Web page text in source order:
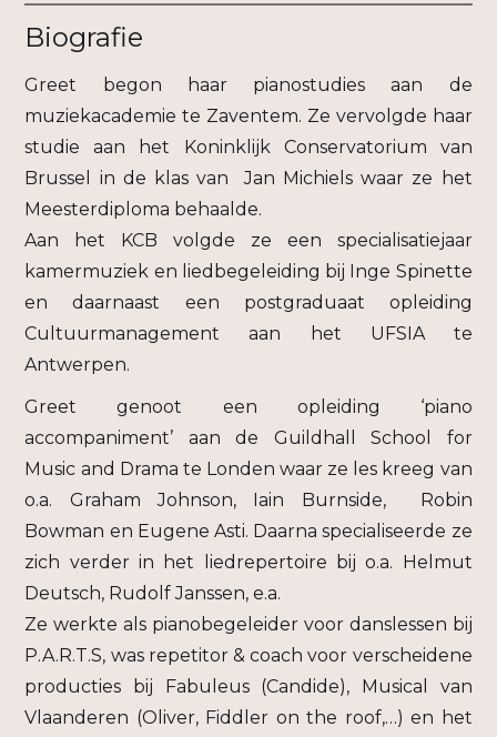
Biografie
Greet begon haar pianostudies aan de
muziekacademie te Zaventem. Ze vervolgde haar
studie aan het Koninklijk Conservatorium van
Brussel in de klas van Jan Michiels waar ze het
Meesterdiploma behaalde.
Aan het KCB volgde ze een specialisatiejaar
kamermuziek en liedbegeleiding bij Inge Spinette
en daarnaast een postgraduaat opleiding
Cultuurmanagement aan het UFSIA te
Antwerpen.
Greet genoot een opleiding ‘piano
accompaniment’ aan de Guildhall School for
Music and Drama te Londen waar ze les kreeg van
o.a. Graham Johnson, Iain Burnside, Robin
Bowman en Eugene Asti. Daarna specialiseerde ze
zich verder in het liedrepertoire bij o.a. Helmut
Deutsch, Rudolf Janssen, e.a.
Ze werkte als pianobegeleider voor danslessen bij
P.A.R.T.S, was repetitor & coach voor verscheidene
producties bij Fabuleus (Candide), Musical van
Vlaanderen (Oliver, Fiddler on the roof,…) en het